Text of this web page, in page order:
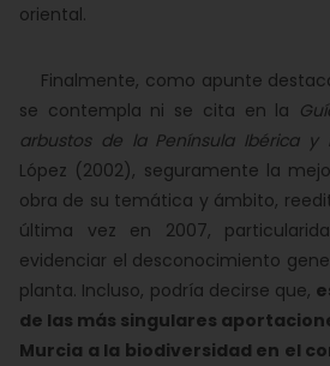
oriental.
Finalmente, como apunte
se contempla ni se cita en la
arbustos de la Península Ibérica y
López (2002), seguramente la
obra de su temática y ámbito,
última vez en 2007,
evidenciar el desconocimiento
planta. Incluso, podría decirse que,
de las más singulares
Murcia a la biodiversidad en el